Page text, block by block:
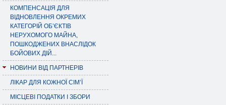
КОМПЕНСАЦІЯ ДЛЯ
ВІДНОВЛЕННЯ ОКРЕМИХ
КАТЕГОРІЙ ОБ’ЄКТІВ
НЕРУХОМОГО МАЙНА,
ПОШКОДЖЕНИХ ВНАСЛІДОК
БОЙОВИХ ДІЙ...
НОВИНИ ВІД ПАРТНЕРІВ
ЛІКАР ДЛЯ КОЖНОЇ СІМ’Ї
МІСЦЕВІ ПОДАТКИ І ЗБОРИ